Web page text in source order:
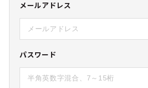
メールアドレス
パスワード